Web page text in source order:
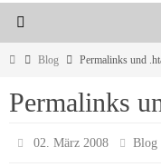
StartBlog Permalinks und
Permalinks
02. März 2008 Blog